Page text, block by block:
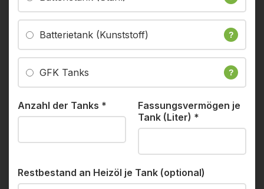
Batterietank (Kunststoff) ?
GFK Tanks ?
Anzahl der Tanks *
Fassungsvermögen je
Tank (Liter) *
Restbestand an Heizöl je Tank (optional)